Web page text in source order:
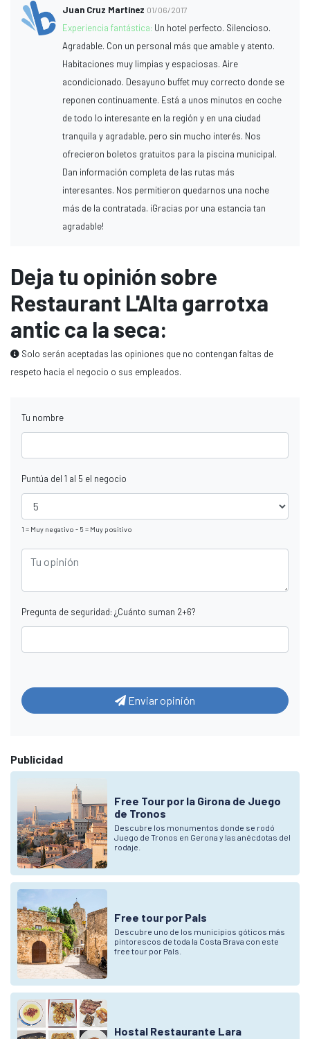
Juan Cruz Martínez 01/06/2017
Experiencia fantástica: Un hotel perfecto. Silencioso.
Agradable. Con un personal más que amable y atento.
Habitaciones muy limpias y espaciosas. Aire
acondicionado. Desayuno buffet muy correcto donde se
reponen continuamente. Está a unos minutos en coche
de todo lo interesante en la región y en una ciudad
tranquila y agradable, pero sin mucho interés. Nos
ofrecieron boletos gratuitos para la piscina municipal.
Dan información completa de las rutas más
interesantes. Nos permitieron quedarnos una noche
más de la contratada. ¡Gracias por una estancia tan
agradable!
Deja tu opinión sobre
Restaurant L'Alta garrotxa
antic ca la seca:
Solo serán aceptadas las opiniones que no contengan faltas de
respeto hacia el negocio o sus empleados.
Tu nombre
Puntúa del 1 al 5 el negocio
1 = Muy negativo - 5 = Muy positivo
Pregunta de seguridad: ¿Cuánto suman 2+6?
Enviar opinión
Publicidad
Free Tour por la Girona de Juego
de Tronos
Descubre los monumentos donde se rodó
Juego de Tronos en Gerona y las anécdotas del
rodaje.
Free tour por Pals
Descubre uno de los municipios góticos más
pintorescos de toda la Costa Brava con este
free tour por Pals.
Hostal Restaurante Lara